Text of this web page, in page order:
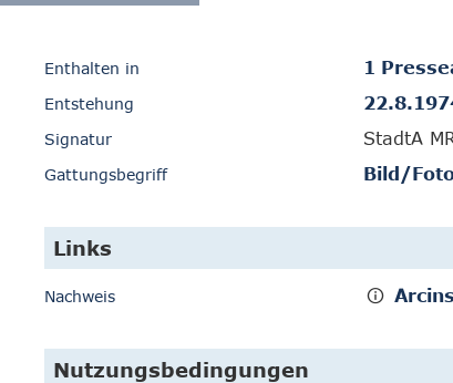
Enthalten in 1
Entstehung
Signatur StadtA
Gattungsbegriff Bild/
Links
Nachweis
Nutzungsbedingungen